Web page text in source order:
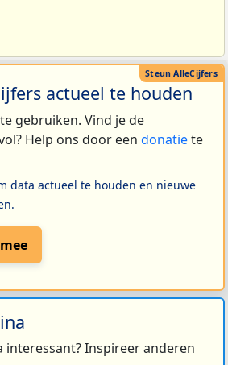
actueel te houden
gebruiken. Vind je de
Help ons door een donatiete
data actueel te houden en nieuwe
interessant? Inspireer anderen